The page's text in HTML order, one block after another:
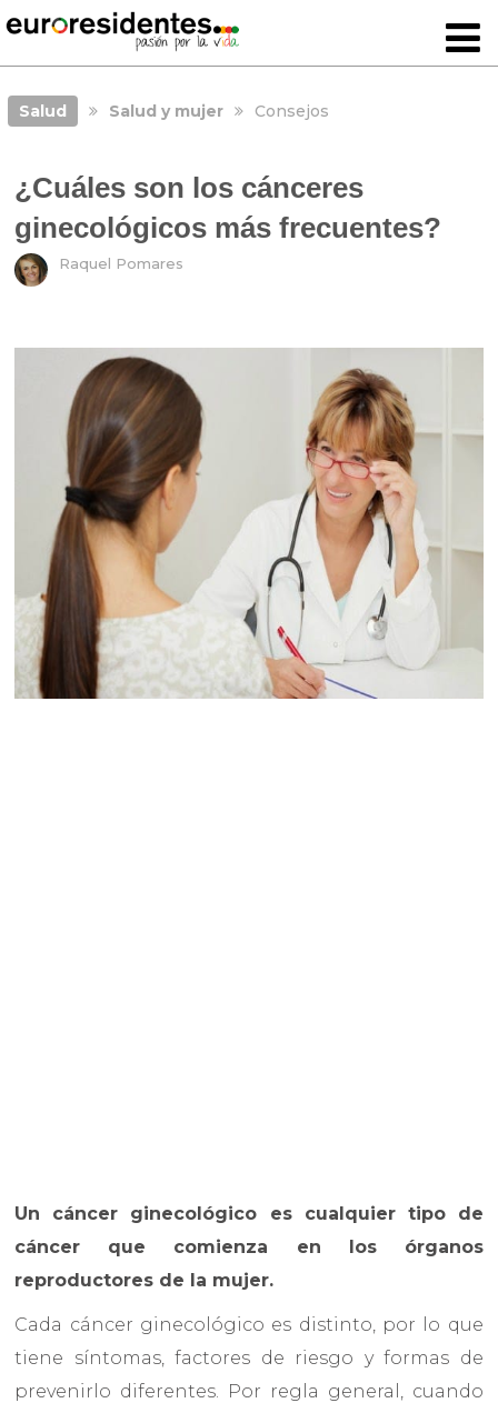
Salud Salud y mujer Consejos
¿Cuáles son los cánceres
ginecológicos más frecuentes?
Raquel Pomares
Un cáncer ginecológico es cualquier tipo de
cáncer que comienza en los órganos
reproductores de la mujer.
Cada cáncer ginecológico es distinto, por lo que
tiene síntomas, factores de riesgo y formas de
prevenirlo diferentes. Por regla general, cuando